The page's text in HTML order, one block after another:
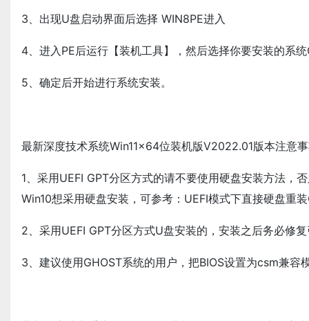
3、出现U盘启动界面后选择 WIN8PE进入
4、进入PE后运行【装机工具】，然后选择你要安装的系
5、确定后开始进行系统安装。
最新深度技术系统Win11x64位装机版V2022.01版本注意
1、采用UEFI GPT分区方式的请不要使用硬盘安装方法，
Win10想采用硬盘安装，可参考：UEFI模式下直接硬盘重
2、采用UEFI GPT分区方式U盘安装的，安装之后务必修
3、建议使用GHOST系统的用户，把BIOS设置为csm兼容